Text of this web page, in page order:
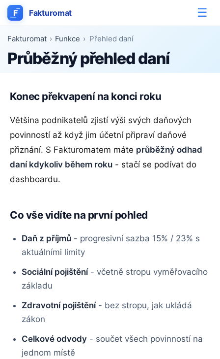
F Fakturomat ☰
Fakturomat › Funkce › Přehled daní
Průběžný přehled daní
Konec překvapení na konci roku
Většina podnikatelů zjistí výši svých daňových
povinností až když jim účetní připraví daňové
přiznání. S Fakturomatem máte průběžný odhad
daní kdykoliv během roku - stačí se podívat do
dashboardu.
Co vše vidíte na první pohled
Daň z příjmů - progresivní sazba 15% / 23% s
aktuálními limity
Sociální pojištění- včetně stropu vyměřovacího
základu
Zdravotní pojištění- bez stropu, jak ukládá
zákon
Celkové odvody - součet všech povinností na
jednom místě